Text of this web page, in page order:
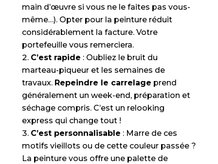
main d’œuvre si vous ne le faites pas vous-
même…). Opter pour la peinture réduit
considérablement la facture. Votre
portefeuille vous remerciera.
C’est rapide : Oubliez le bruit du
marteau-piqueur et les semaines de
travaux. Repeindre le carrelage prend
généralement un week-end, préparation et
séchage compris. C’est un relooking
express qui change tout !
C’est personnalisable : Marre de ces
motifs vieillots ou de cette couleur passée ?
La peinture vous offre une palette de